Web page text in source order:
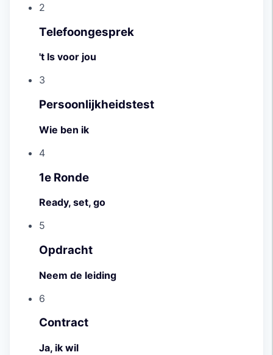
2
Telefoongesprek
't Is voor jou
3
Persoonlijkheidstest
Wie ben ik
4
1e Ronde
Ready, set, go
5
Opdracht
Neem de leiding
6
Contract
Ja, ik wil